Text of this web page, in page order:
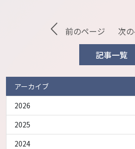
前のページ
記事一覧
次
アーカイブ
2026
2025
2024